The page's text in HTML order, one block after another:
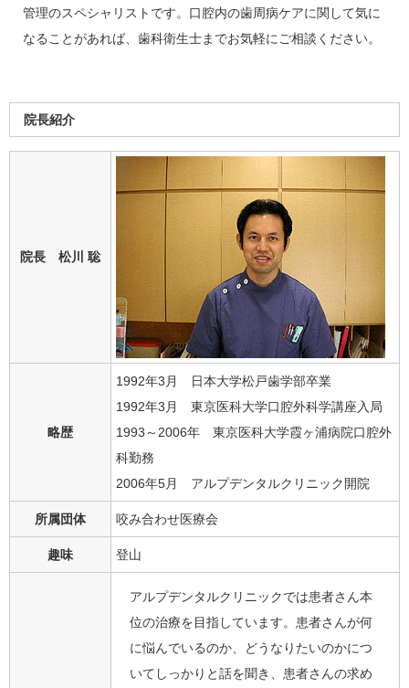
管理のスペシャリストです。口腔内の歯周病ケアに関して気に
なることがあれば、歯科衛生士までお気軽にご相談ください。
院長紹介
院長 松川 聡
略歴
1992年3月 日本大学松戸歯学部卒業
1992年3月 東京医科大学口腔外科学講座入局
1993～2006年 東京医科大学霞ヶ浦病院口腔外
科勤務
2006年5月 アルプデンタルクリニック開院
所属団体 咬み合わせ医療会
趣味 登山
アルプデンタルクリニックでは患者さん本
位の治療を目指しています。患者さんが何
に悩んでいるのか、どうなりたいのかにつ
いてしっかりと話を聞き、患者さんの求め